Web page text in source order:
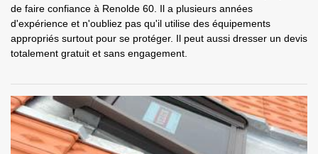
de faire confiance à Renolde 60. Il a plusieurs années
d'expérience et n'oubliez pas qu'il utilise des équipements
appropriés surtout pour se protéger. Il peut aussi dresser un devis
totalement gratuit et sans engagement.